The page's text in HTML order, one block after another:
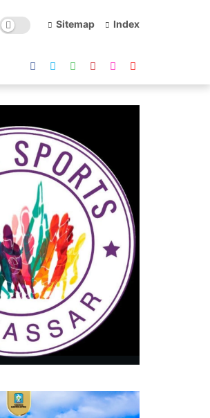
Sitemap Index